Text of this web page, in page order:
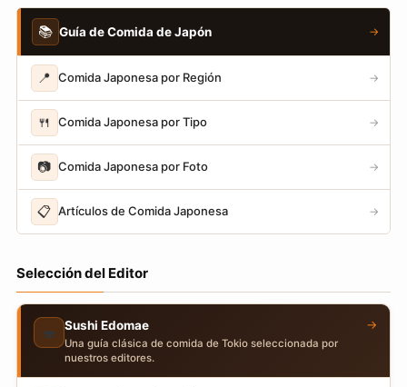
📚 Guía de Comida de Japón →
📍 Comida Japonesa por Región →
🍴 Comida Japonesa por Tipo →
📷 Comida Japonesa por Foto →
📋 Artículos de Comida Japonesa →
Selección del Editor
🍣 Sushi Edomae
Una guía clásica de comida de Tokio seleccionada por
nuestros editores.
→